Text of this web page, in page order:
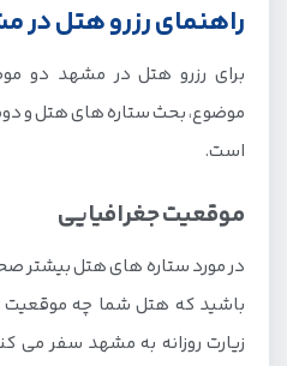
راهنمای رزرو هتل در
برای رزرو هتل در مشهد دو
موضوع، بحث ستاره های هتل و
است.
موقعیت جغرافیایی
در مورد ستاره های هتل بیشتر
باشید که هتل شما چه موقعیت
زیارت روزانه به مشهد سفر می